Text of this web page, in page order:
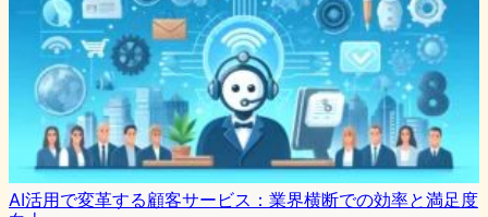
AI活用で変革する顧客サービス：業界横断での効率と満足度